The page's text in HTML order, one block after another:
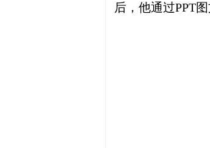
后，他通过PPT